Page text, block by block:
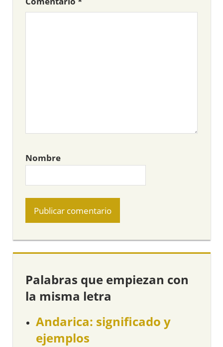
Nombre
Palabras que empiezan con
la misma letra
Andarica: significado y
ejemplos